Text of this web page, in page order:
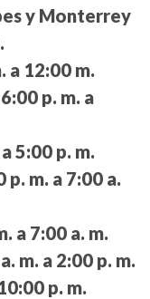
y Monterrey
a 12:00 m.
6:00 p. m. a
5:00 p. m.
p. m. a 7:00 a.
a 7:00 a. m.
m. a 2:00 p. m.
p. m.